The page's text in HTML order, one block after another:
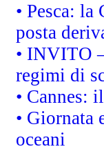
• Pesca:
posta
• INVITO
regimi di
• Cannes:
• Giornata
oceani